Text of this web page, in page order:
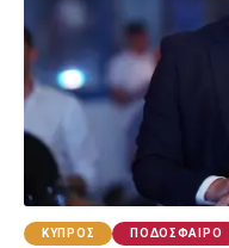
ΚΎΠΡΟΣ ΠΟΔΌΣΦΑΙΡΟ